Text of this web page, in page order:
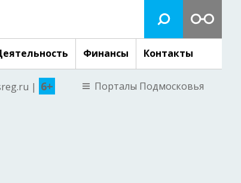
Финансы Контакты
| 6+ Порталы Подмосковья